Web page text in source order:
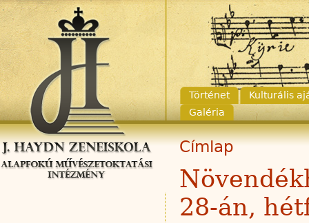
Történet
Kulturális
Galéria
Címlap
28-án,